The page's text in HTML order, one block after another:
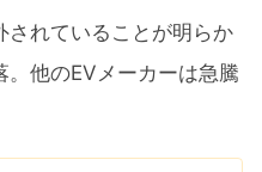
されていることが明らか
他のEVメーカーは急騰